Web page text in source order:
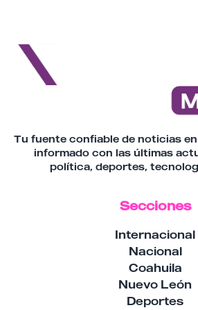
Tu fuente confiable de noticias
informado con las últimas
política, deportes,
Secciones
Internacional
Nacional
Coahuila
Nuevo León
Deportes